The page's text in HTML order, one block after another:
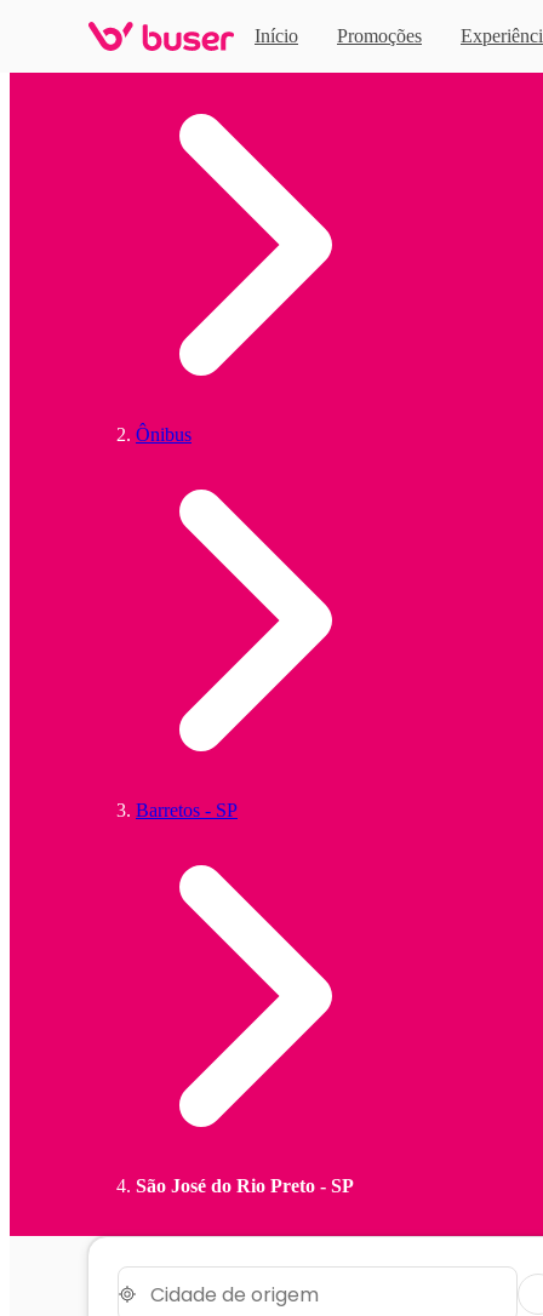
Início Promoções
Ônibus
Barretos - SP
São José do Rio Preto - SP